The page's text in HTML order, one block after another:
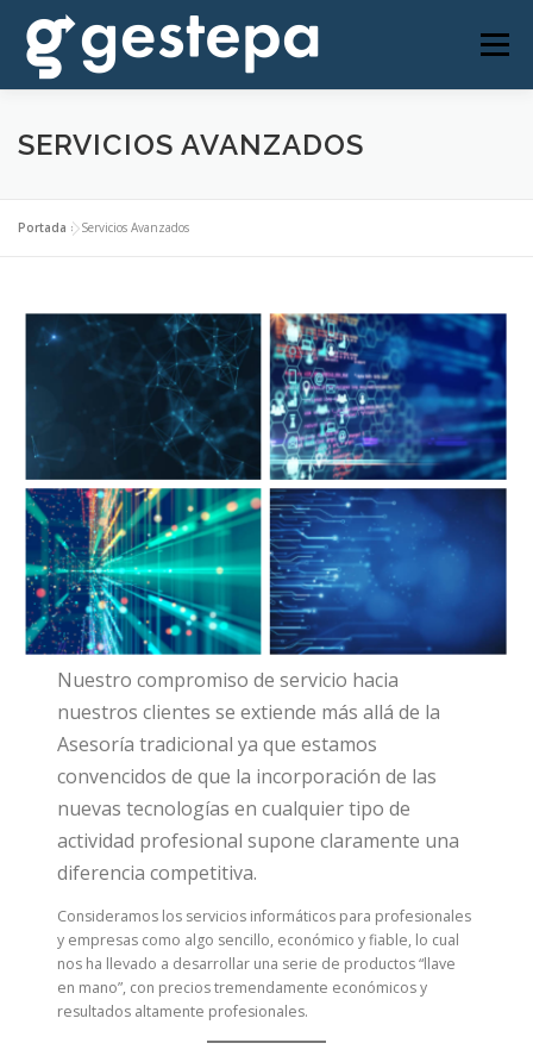
contenido
Menú
NOSOTROS SERVICIOS CONTACTO
ACCESO CLIENTES
SERVICIOS AVANZADOS
Portada »Servicios Avanzados
Nuestro compromiso de servicio hacia
nuestros clientes se extiende más allá de la
Asesoría tradicional ya que estamos
convencidos de que la incorporación de las
nuevas tecnologías en cualquier tipo de
actividad profesional supone claramente una
diferencia competitiva.
Consideramos los servicios informáticos para profesionales
y empresas como algo sencillo, económico y fiable, lo cual
nos ha llevado a desarrollar una serie de productos “llave
en mano”, con precios tremendamente económicos y
resultados altamente profesionales.